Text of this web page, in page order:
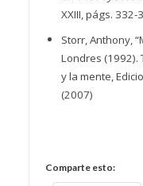
XXIII, págs. 332-
Storr, Anthony,
Londres (1992).
y la mente,
(2007)
Comparte esto: